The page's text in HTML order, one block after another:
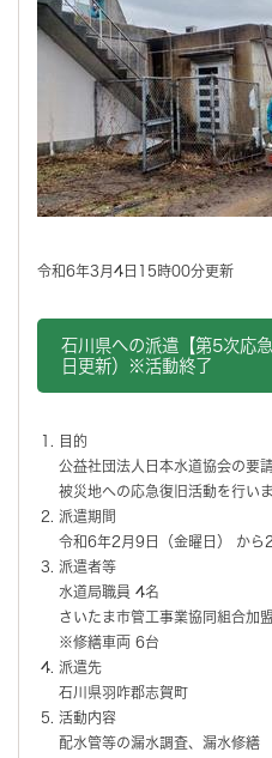
令和6年3月4日15時00分更新
石川県への派遣【第5次応
日更新）※活動終了
目的
公益社団法人日本水道協会の要
被災地への応急復旧活動を行いま
派遣期間
令和6年2月9日（金曜日） から
派遣者等
水道局職員 4名
さいたま市管工事業協同組合加
※修繕車両 6台
派遣先
石川県羽咋郡志賀町
活動内容
配水管等の漏水調査、漏水修繕